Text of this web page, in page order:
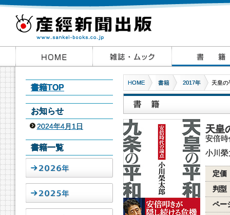
書籍TOP
お知らせ
2024年4月1日
書籍一覧
HOME 書籍 2017年 天皇
天皇
安倍
小川
定価
判型
ペー